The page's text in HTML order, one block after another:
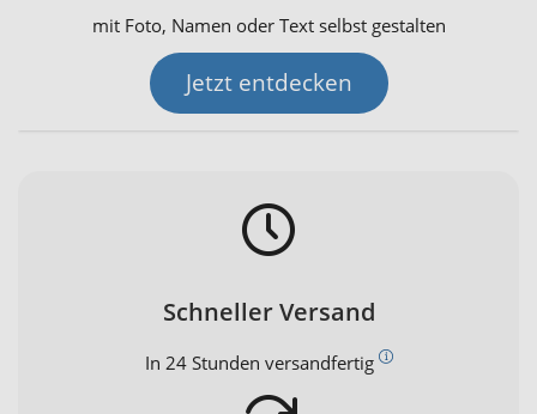
mit Foto, Namen oder Text selbst gestalten
Jetzt entdecken
Schneller Versand
In 24 Stunden versandfertig